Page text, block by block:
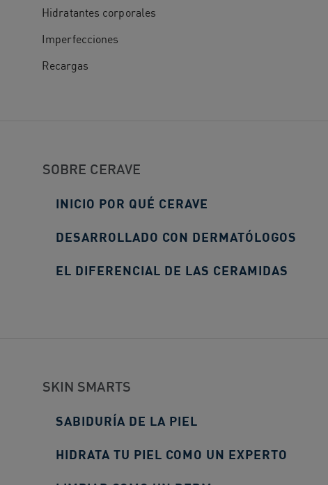
Hidratantes corporales
Imperfecciones
Recargas
SOBRE CERAVE
INICIO POR QUÉ CERAVE
DESARROLLADO CON DERMATÓLOGOS
EL DIFERENCIAL DE LAS CERAMIDAS
SKIN SMARTS
SABIDURÍA DE LA PIEL
HIDRATA TU PIEL COMO UN EXPERTO